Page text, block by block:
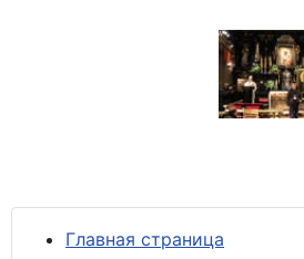
Главная страница